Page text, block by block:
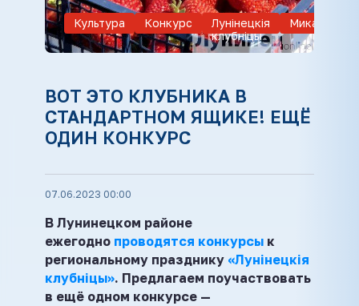
Культура Конкурс
Лунiнецкiя
клубнiцы
Микашевичи
ВОТ ЭТО КЛУБНИКА В
СТАНДАРТНОМ ЯЩИКЕ! ЕЩЁ
ОДИН КОНКУРС
07.06.2023 00:00
В Лунинецком районе
ежегодно проводятся конкурсы к
региональному празднику «Лунінецкія
клубніцы». Предлагаем поучаствовать
в ещё одном конкурсе —